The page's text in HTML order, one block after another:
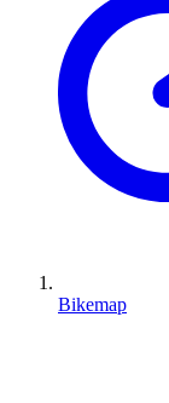
Bikemap